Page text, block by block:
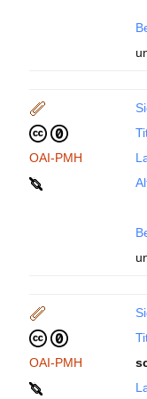
OAI-PMH
OAI-PMH